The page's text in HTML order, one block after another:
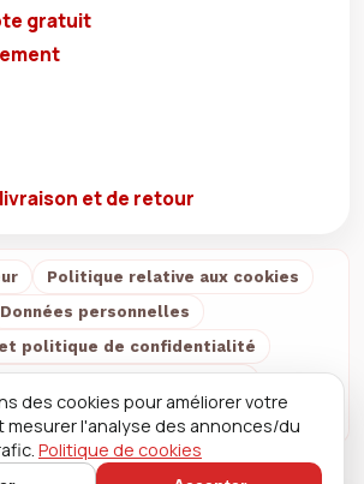
gratuit
et de retour
Politique relative aux cookies
Données personnelles
politique de confidentialité
livraison et de retour
À propos
des cookies pour améliorer votre
mesurer l'analyse des annonces/du
Politique de cookies